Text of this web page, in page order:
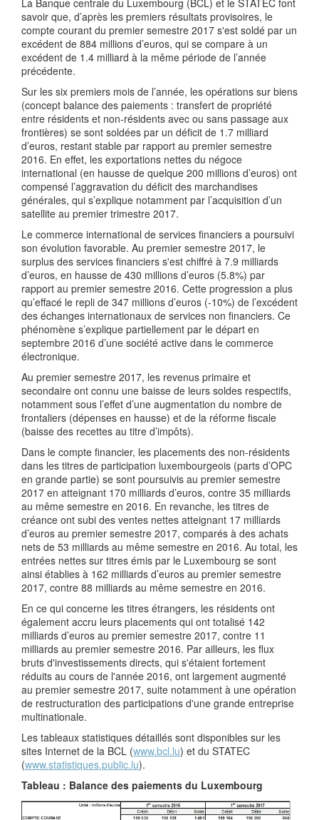
La Banque centrale du Luxembourg (BCL) et le STATEC font
savoir que, d’après les premiers résultats provisoires, le
compte courant du premier semestre 2017 s'est soldé par un
excédent de 884 millions d’euros, qui se compare à un
excédent de 1.4 milliard à la même période de l’année
précédente.
Sur les six premiers mois de l’année, les opérations sur biens
(concept balance des paiements : transfert de propriété
entre résidents et non-résidents avec ou sans passage aux
frontières) se sont soldées par un déficit de 1.7 milliard
d’euros, restant stable par rapport au premier semestre
2016. En effet, les exportations nettes du négoce
international (en hausse de quelque 200 millions d’euros) ont
compensé l’aggravation du déficit des marchandises
générales, qui s’explique notamment par l’acquisition d’un
satellite au premier trimestre 2017.
Le commerce international de services financiers a poursuivi
son évolution favorable. Au premier semestre 2017, le
surplus des services financiers s'est chiffré à 7.9 milliards
d’euros, en hausse de 430 millions d’euros (5.8%) par
rapport au premier semestre 2016. Cette progression a plus
qu’effacé le repli de 347 millions d’euros (-10%) de l’excédent
des échanges internationaux de services non financiers. Ce
phénomène s’explique partiellement par le départ en
septembre 2016 d’une société active dans le commerce
électronique.
Au premier semestre 2017, les revenus primaire et
secondaire ont connu une baisse de leurs soldes respectifs,
notamment sous l’effet d’une augmentation du nombre de
frontaliers (dépenses en hausse) et de la réforme fiscale
(baisse des recettes au titre d’impôts).
Dans le compte financier, les placements des non-résidents
dans les titres de participation luxembourgeois (parts d’OPC
en grande partie) se sont poursuivis au premier semestre
2017 en atteignant 170 milliards d’euros, contre 35 milliards
au même semestre en 2016. En revanche, les titres de
créance ont subi des ventes nettes atteignant 17 milliards
d’euros au premier semestre 2017, comparés à des achats
nets de 53 milliards au même semestre en 2016. Au total, les
entrées nettes sur titres émis par le Luxembourg se sont
ainsi établies à 162 milliards d’euros au premier semestre
2017, contre 88 milliards au même semestre en 2016.
En ce qui concerne les titres étrangers, les résidents ont
également accru leurs placements qui ont totalisé 142
milliards d’euros au premier semestre 2017, contre 11
milliards au premier semestre 2016. Par ailleurs, les flux
bruts d'investissements directs, qui s'étaient fortement
réduits au cours de l'année 2016, ont largement augmenté
au premier semestre 2017, suite notamment à une opération
de restructuration des participations d'une grande entreprise
multinationale.
Les tableaux statistiques détaillés sont disponibles sur les
sites Internet de la BCL (www.bcl.lu) et du STATEC
(www.statistiques.public.lu).
Tableau : Balance des paiements du Luxembourg